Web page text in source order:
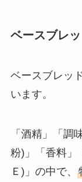
ベースブレ
ベースブレッ
います。
「酒精」「調
粉)」「香料」
Ｅ)」の中で、